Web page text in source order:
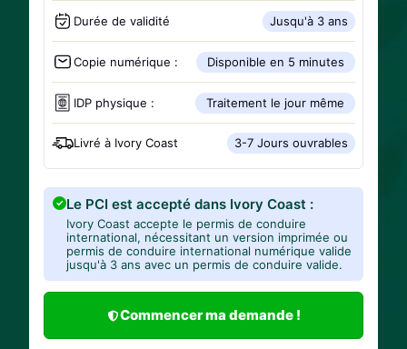
Durée de validité Jusqu'à 3 ans
Copie numérique : Disponible en 5 minutes
IDP physique : Traitement le jour même
Livré à Ivory Coast 3-7 Jours ouvrables
Le PCI est accepté dans Ivory Coast :
Ivory Coast accepte le permis de conduire
international, nécessitant un version imprimée ou
permis de conduire international numérique valide
jusqu'à 3 ans avec un permis de conduire valide.
Commencer ma demande !